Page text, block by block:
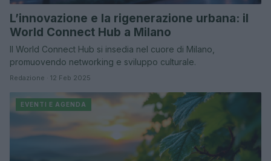
L’innovazione e la rigenerazione urbana: il
World Connect Hub a Milano
Il World Connect Hub si insedia nel cuore di Milano,
promuovendo networking e sviluppo culturale.
Redazione · 12 Feb 2025
EVENTI E AGENDA